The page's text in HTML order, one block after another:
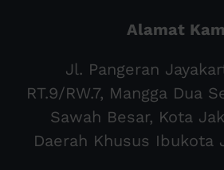
Alamat
Jl. Pangeran
RT.9/RW.7, Mangga Dua
Sawah Besar, Kota
Daerah Khusus Ibukota